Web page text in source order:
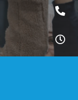

